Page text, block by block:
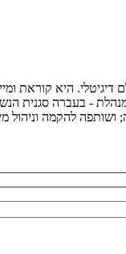
דיגיטלי. היא
- בעברה סגנית
להקמה וניהול